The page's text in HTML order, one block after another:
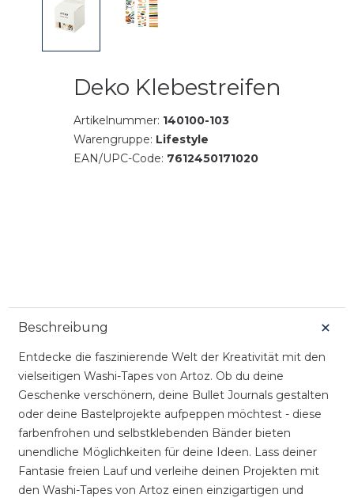
Deko Klebestreifen
Artikelnummer: 140100-103
Warengruppe: Lifestyle
EAN/UPC-Code: 7612450171020
Beschreibung
Entdecke die faszinierende Welt der Kreativität mit den
vielseitigen Washi-Tapes von Artoz. Ob du deine
Geschenke verschönern, deine Bullet Journals gestalten
oder deine Bastelprojekte aufpeppen möchtest - diese
farbenfrohen und selbstklebenden Bänder bieten
unendliche Möglichkeiten für deine Ideen. Lass deiner
Fantasie freien Lauf und verleihe deinen Projekten mit
den Washi-Tapes von Artoz einen einzigartigen und